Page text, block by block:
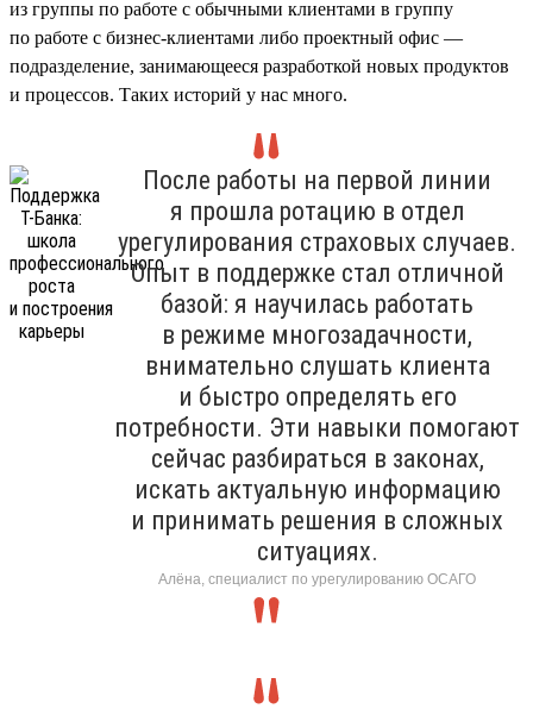
из группы по работе с обычными клиентами в группу
по работе с бизнес-клиентами либо проектный офис —
подразделение, занимающееся разработкой новых продуктов
и процессов. Таких историй у нас много.
После работы на первой линии
я прошла ротацию в отдел
урегулирования страховых случаев.
Опыт в поддержке стал отличной
базой: я научилась работать
в режиме многозадачности,
внимательно слушать клиента
и быстро определять его
потребности. Эти навыки помогают
сейчас разбираться в законах,
искать актуальную информацию
и принимать решения в сложных
ситуациях.
Алёна, специалист по урегулированию ОСАГО